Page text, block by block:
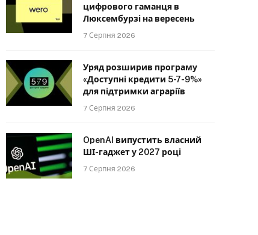
цифрового гаманця в
Люксембурзі на вересень
7 Серпня 2026
Уряд розширив програму
«Доступні кредити 5-7-9%»
для підтримки аграріїв
7 Серпня 2026
OpenAI випустить власний
ШІ-гаджет у 2027 році
7 Серпня 2026